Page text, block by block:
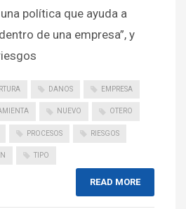
política que ayuda a
de una empresa”, y
DANOS EMPRESA
NUEVO OTERO
PROCESOS RIESGOS
TIPO
READ MORE